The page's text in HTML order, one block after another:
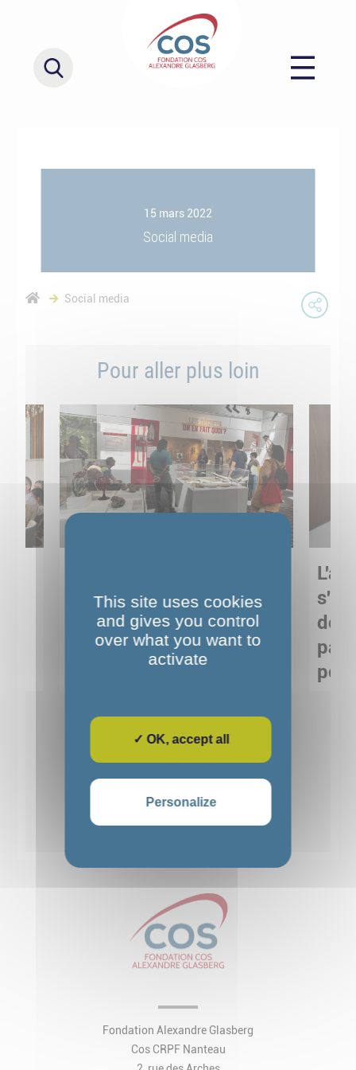
15 mars 2022
Social media
Social media
Pour aller plus loin
Musée de Préhistoire de
Nemours : apprendre
autrement grâce à la
de
2 3 4
Voir toutes les actualités
Fondation Alexandre Glasberg
Cos CRPF Nanteau
This site uses cookies
and gives you control
over what you want to
activate
✓ OK, accept all
Personalize